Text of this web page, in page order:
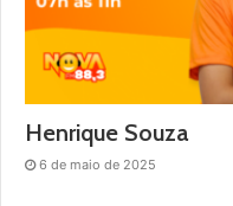
Henrique Souza
6 de maio de 2025